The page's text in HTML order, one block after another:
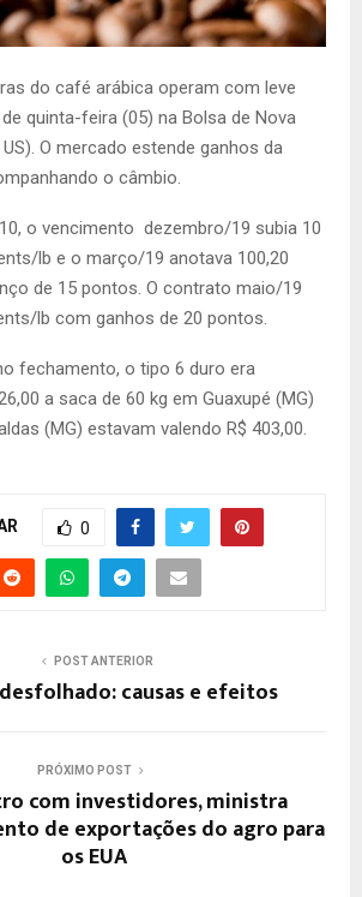
do café arábica operam com leve
quinta-feira (05) na Bolsa de Nova
O mercado estende ganhos da
o câmbio.
o vencimento dezembro/19 subia 10
lb e o março/19 anotava 100,20
de 15 pontos. O contrato maio/19
lb com ganhos de 20 pontos.
fechamento, o tipo 6 duro era
a saca de 60 kg em Guaxupé (MG)
(MG) estavam valendo R$ 403,00.
0
POST ANTERIOR
causas e efeitos
PRÓXIMO POST
com investidores, ministra
de exportações do agro para
os EUA